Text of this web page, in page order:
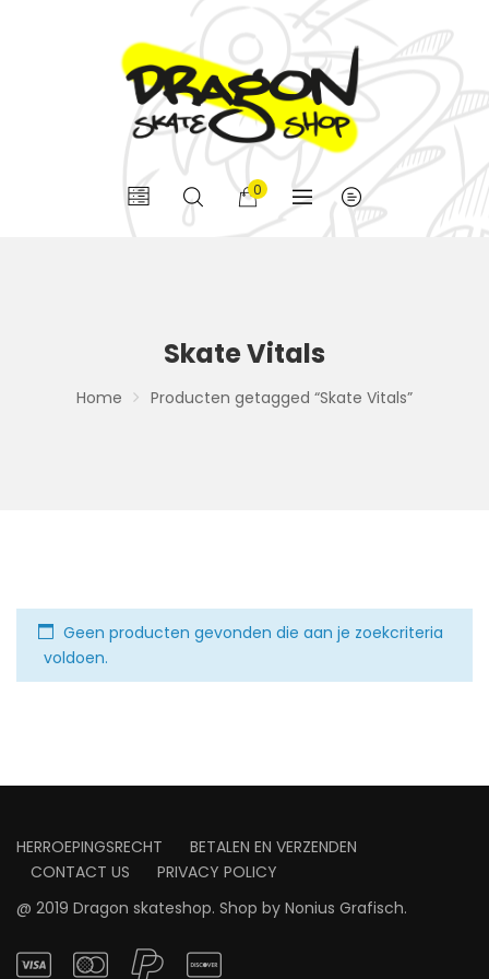
0
Skate Vitals
Home Producten getagged “Skate Vitals”
Geen producten gevonden die aan je zoekcriteria
voldoen.
HERROEPINGSRECHT
BETALEN EN VERZENDEN
CONTACT US
PRIVACY POLICY
@ 2019 Dragon skateshop. Shop by Nonius Grafisch.